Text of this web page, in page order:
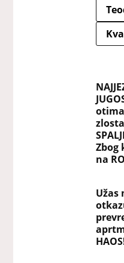
Zbog
na
Užas